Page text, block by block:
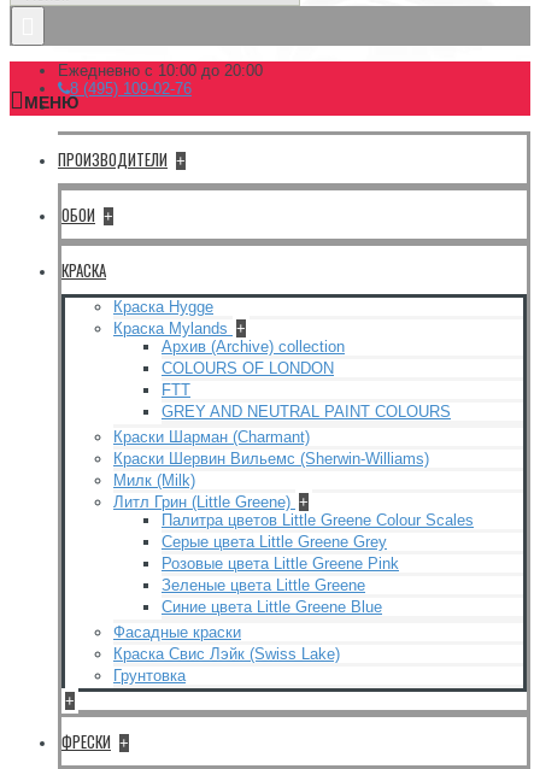
Ежедневно с 10:00 до 20:00
8 (495) 109-02-76
МЕНЮ
ПРОИЗВОДИТЕЛИ +
ОБОИ +
КРАСКА
Краска Hygge
Краска Mylands +
Архив (Archive) collection
COLOURS OF LONDON
FTT
GREY AND NEUTRAL PAINT COLOURS
Краски Шарман (Charmant)
Краски Шервин Вильемс (Sherwin-Williams)
Милк (Milk)
Литл Грин (Little Greene) +
Палитра цветов Little Greene Colour Scales
Серые цвета Little Greene Grey
Розовые цвета Little Greene Pink
Зеленые цвета Little Greene
Синие цвета Little Greene Blue
Фасадные краски
Краска Свис Лэйк (Swiss Lake)
Грунтовка
+
ФРЕСКИ +